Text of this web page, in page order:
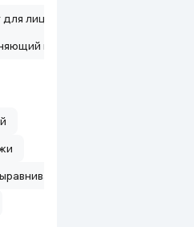
лица
крем для лица
тона кожи